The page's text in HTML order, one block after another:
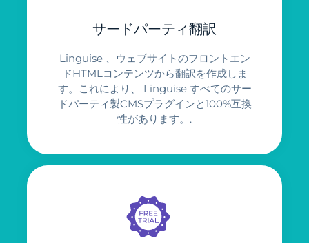
サードパーティ翻訳
Linguise 、ウェブサイトのフロントエン
ドHTMLコンテンツから翻訳を作成しま
す。これにより、 Linguise すべてのサー
ドパーティ製CMSプラグインと100%互換
性があります。.